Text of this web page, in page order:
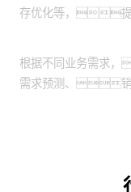
存优化等，
根据不同业务需求
需求预测、